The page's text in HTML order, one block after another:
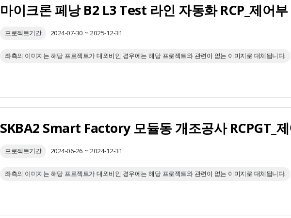
마이크론 페낭 B2 L3 Test 라인 자동화 RCP_제어
프로젝트기간 2024-07-30 ~ 2025-12-31
좌측의 이미지는 해당 프로젝트가 대외비인 경우에는 해당 프로젝트와 관련이 없는 이미지로 대체됩니다.
SKBA2 Smart Factory 모듈동 개조공사 RCPGT_
프로젝트기간 2024-06-26 ~ 2024-12-31
좌측의 이미지는 해당 프로젝트가 대외비인 경우에는 해당 프로젝트와 관련이 없는 이미지로 대체됩니다.